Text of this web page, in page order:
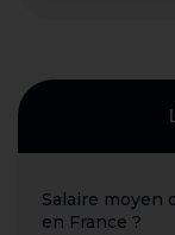
Salaire moyen
en France ?